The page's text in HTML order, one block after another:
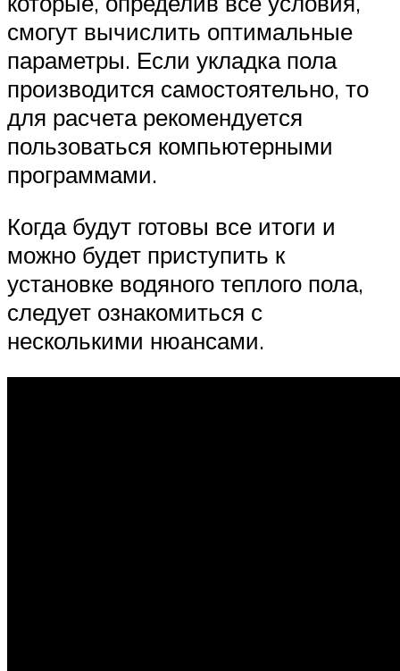
смогут вычислить оптимальные
параметры. Если укладка пола
производится самостоятельно, то
для расчета рекомендуется
пользоваться компьютерными
программами.
Когда будут готовы все итоги и
можно будет приступить к
установке водяного теплого пола,
следует ознакомиться с
несколькими нюансами.